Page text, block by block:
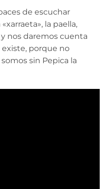
de escuchar
la paella,
nos daremos cuenta
porque no
sin Pepica la